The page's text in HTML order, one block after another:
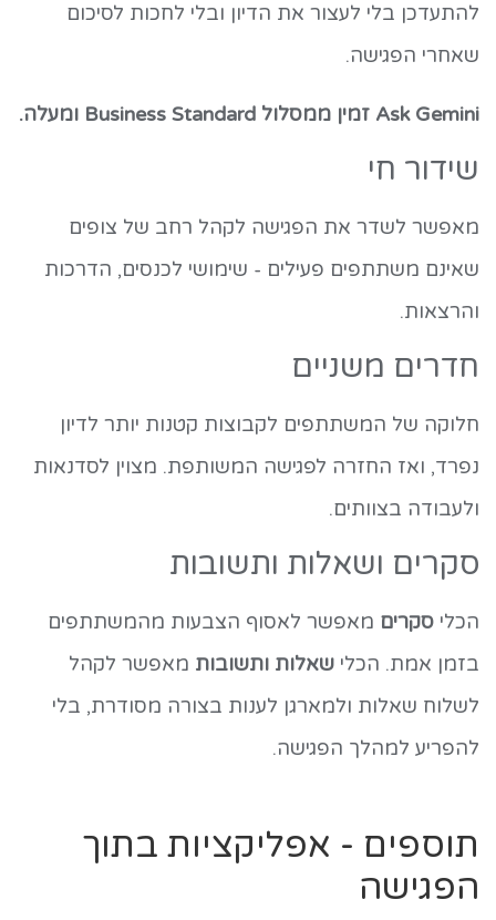
להתעדכן בלי לעצור את הדיון ובלי לחכות לסיכום
שאחרי הפגישה.
Ask Gemini זמין ממסלול Business Standard ומעלה.
שידור חי
מאפשר לשדר את הפגישה לקהל רחב של צופים
שאינם משתתפים פעילים - שימושי לכנסים, הדרכות
והרצאות.
חדרים משניים
חלוקה של המשתתפים לקבוצות קטנות יותר לדיון
נפרד, ואז החזרה לפגישה המשותפת. מצוין לסדנאות
ולעבודה בצוותים.
סקרים ושאלות ותשובות
הכלי סקרים מאפשר לאסוף הצבעות מהמשתתפים
בזמן אמת. הכלי שאלות ותשובות מאפשר לקהל
לשלוח שאלות ולמארגן לענות בצורה מסודרת, בלי
להפריע למהלך הפגישה.
תוספים - אפליקציות בתוך
הפגישה